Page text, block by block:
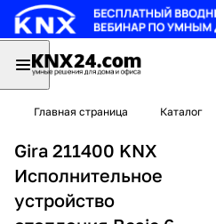
Главная страница Каталог
Gira 211400 KNX
Исполнительное
устройство